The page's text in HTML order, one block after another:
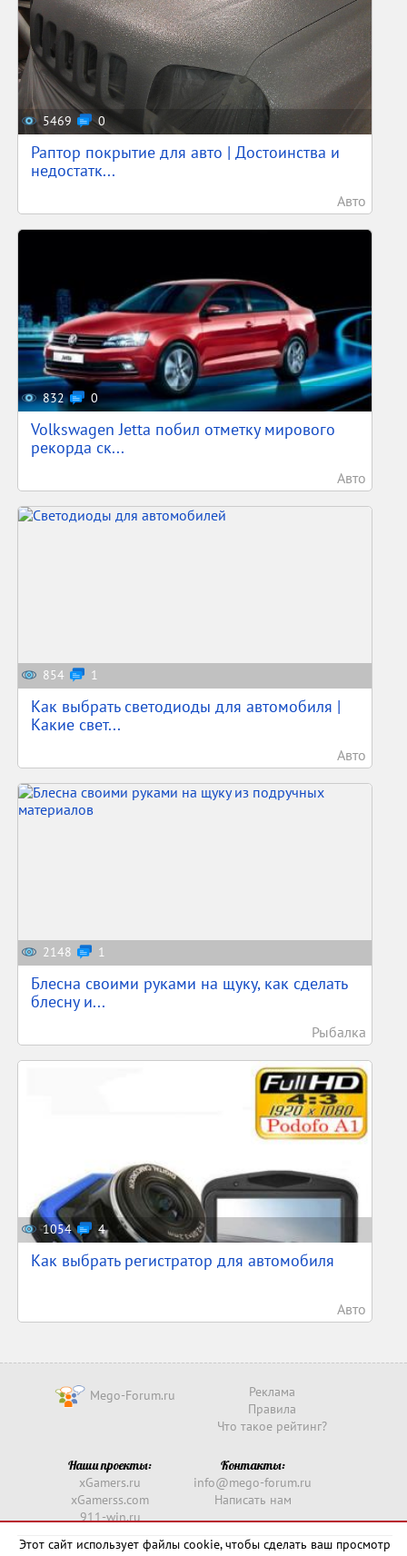
5469 0
Раптор покрытие для авто | Достоинства и
недостатк...
Авто
832 0
Volkswagen Jetta побил отметку мирового
рекорда ск...
Авто
854 1
Как выбрать светодиоды для автомобиля |
Какие свет...
Авто
2148 1
Блесна своими руками на щуку, как сделать
блесну и...
Рыбалка
1054 4
Как выбрать регистратор для автомобиля
Авто
Mego-Forum.ru
Реклама
Правила
Что такое рейтинг?
Наши проекты:
xGamers.ru
xGamerss.com
911-win.ru
Контакты:
info@mego-forum.ru
Написать нам
Этот сайт использует файлы cookie, чтобы сделать ваш просмотр